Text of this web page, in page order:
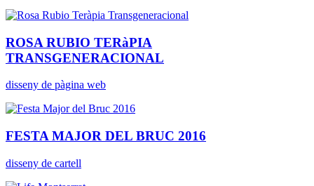
ROSA RUBIO TERàPIA
TRANSGENERACIONAL
disseny de pàgina web
FESTA MAJOR DEL BRUC 2016
disseny de cartell